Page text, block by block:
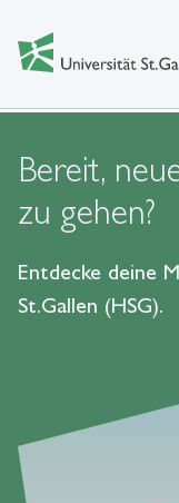
Bereit,
zu gehen?
Entdecke deine
St.Gallen (HSG).